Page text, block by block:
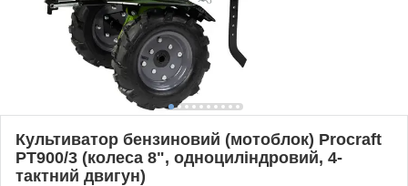
Культиватор бензиновий (мотоблок) Procraft
PT900/3 (колеса 8", одноциліндровий, 4-
тактний двигун)